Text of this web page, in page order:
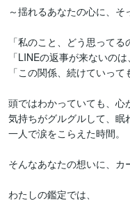
～揺れるあなたの心に、
「私のこと、どう思ってる
「LINEの返事が来ないの
「この関係、続けていっ
頭ではわかっていても、
気持ちがグルグルして、眠
一人で涙をこらえた時間。
そんなあなたの想いに、カ
わたしの鑑定では、